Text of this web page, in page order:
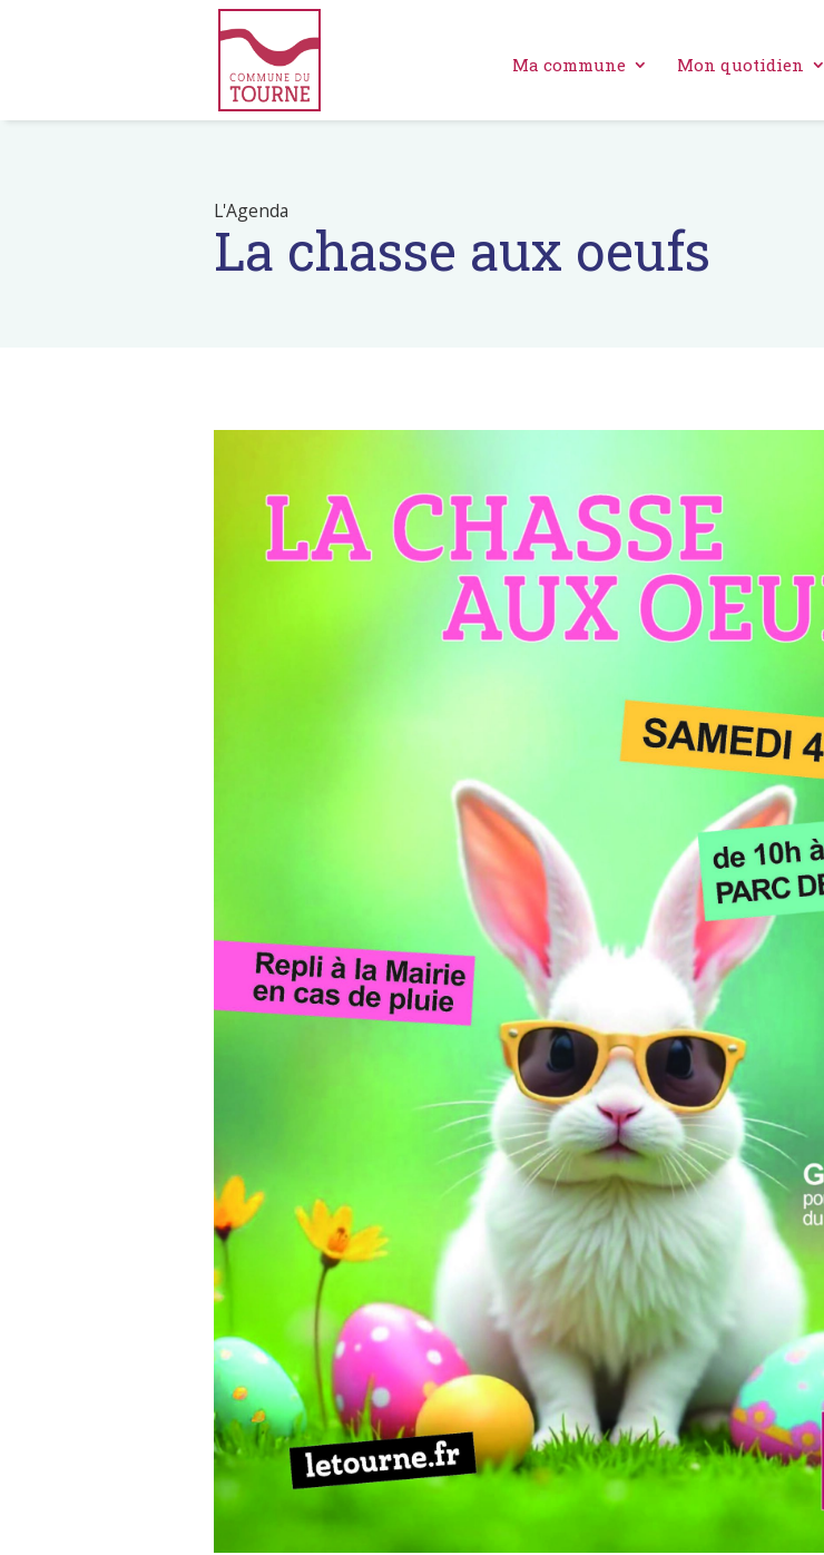
Ma commune Mon quotidien
L'Agenda
La chasse aux oeufs